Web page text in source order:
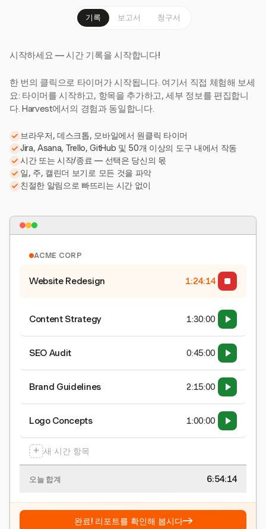
기록 보고서 청구서
시작하세요 — 시간 기록을 시작합니다!
한 번의 클릭으로 타이머가 시작됩니다. 여기서 직접 체험해 보세
요: 타이머를 시작하고, 항목을 추가하고, 세부 정보를 편집합니
다. Harvest에서의 경험과 동일합니다.
브라우저, 데스크톱, 모바일에서 원클릭 타이머
Jira, Asana, Trello, GitHub 및 50개 이상의 도구 내에서 작동
시간 또는 시작/종료 — 선택은 당신의 몫
일, 주, 캘린더 보기로 모든 것을 파악
친절한 알림으로 빠뜨리는 시간 없이
ACME CORP
Website Redesign 1:24:15
Content Strategy 1:30:00
SEO Audit 0:45:00
Brand Guidelines 2:15:00
Logo Concepts 1:00:00
+ 새 시간 항목
오늘 합계 6:54:15
완료! 리포트를 확인해 봅시다→